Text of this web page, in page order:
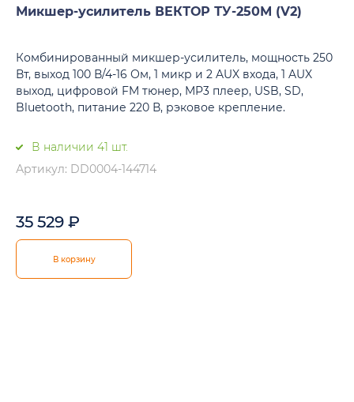
Микшер-усилитель ВЕКТОР ТУ-250М (V2)
Комбинированный микшер-усилитель, мощность 250
Вт, выход 100 В/4-16 Ом, 1 микр и 2 AUX входа, 1 AUX
выход, цифровой FM тюнер, MP3 плеер, USB, SD,
Bluetooth, питание 220 В, рэковое крепление.
В наличии 41 шт.
Артикул: DD0004-144714
35 529 ₽
В корзину